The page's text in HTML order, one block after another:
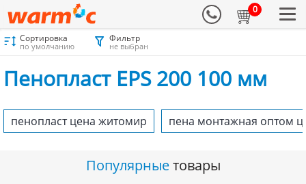
0
Материалы для утепления Каталог
Пенопласт EPS 200 100 мм
Сортировка
по умолчанию
Фильтр
не выбран
Пенопласт EPS 200 100 мм
пенопласт цена житомир пена монтажная оптом
Популярныетовары